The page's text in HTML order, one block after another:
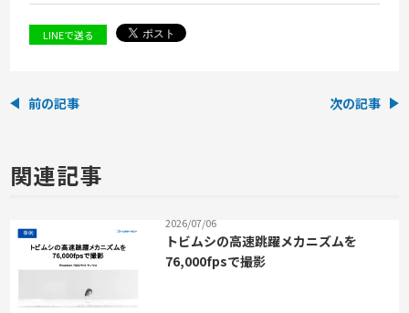
LINEで送る
前の記事 次の記事
関連記事
2026/07/06
トビムシの高速跳躍メカニズムを
76,000fpsで撮影